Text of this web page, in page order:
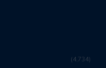
4,734